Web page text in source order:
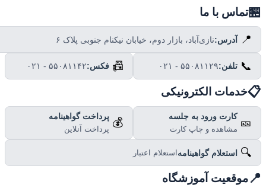
تماس با ما
📍 آدرس:نازی‌آباد، بازار دوم، خیابان نیکنام جنوبی پلاک ۶
📞 تلفن:۰۲۱ - ۵۵۰۸۱۱۲۹ 📠 فکس:۰۲۱ - ۵۵۰۸۱۱۴۲
خدمات الکترونیکی
🎫 کارت ورود به جلسه
مشاهده و چاپ کارت
💰 پرداخت گواهینامه
پرداخت آنلاین
🔍 استعلام گواهینامهاستعلام اعتبار
موقعیت آموزشگاه